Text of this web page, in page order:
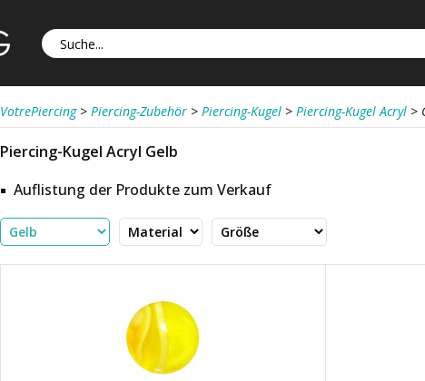
VotrePiercing > Piercing-Zubehör > Piercing-Kugel > Piercing-Kugel Acryl >
Piercing-Kugel Acryl Gelb
Auflistung der Produkte zum Verkauf